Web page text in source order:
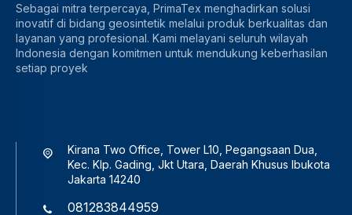
Sebagai mitra terpercaya, PrimaTex menghadirkan solusi
inovatif di bidang geosintetik melalui produk berkualitas dan
layanan yang profesional. Kami melayani seluruh wilayah
Indonesia dengan komitmen untuk mendukung keberhasilan
setiap proyek
Kirana Two Office, Tower L10, Pegangsaan Dua,
Kec. Klp. Gading, Jkt Utara, Daerah Khusus Ibukota
Jakarta 14240
081283844959